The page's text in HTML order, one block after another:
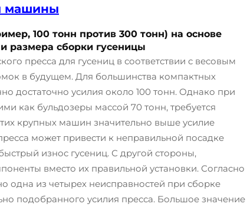
машины
100 тонн против 300 тонн) на основе
размера сборки гусеницы
пресса для гусениц в соответствии с весовым
в будущем. Для большинства компактных
достаточно усилия около 100 тонн. Однако при
как бульдозеры массой 70 тонн, требуется
крупных машин значительно выше усилие
может привести к неправильной посадке
износ гусениц. С другой стороны,
вместо их правильной установки. Согласно
одна из четырех неисправностей при сборке
подобранного усилия пресса. Большое значение